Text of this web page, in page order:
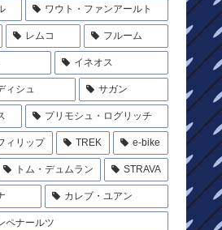
ワウト・ファンアールト
レムコ フルーム
イネオス
ィシュ サガン
プリモシュ・ログリッチ
ィリップ TREK e-bike
トム・デュムラン STRAVA
カレブ・ユアン
ペナールツ